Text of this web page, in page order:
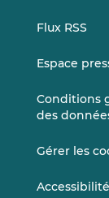
Flux RSS
Espace
Conditions
des
Gérer les
Accessibilité